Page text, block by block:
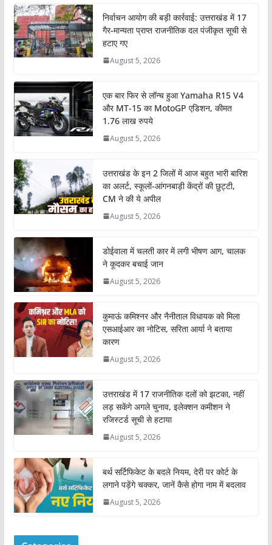
निर्वाचन आयोग की बड़ी कार्रवाई: उत्तराखंड में 17
गैर-मान्यता प्राप्त राजनीतिक दल पंजीकृत सूची से
हटाए गए
August 5, 2026
एक बार फिर से लॉन्च हुआ Yamaha R15 V4
और MT-15 का MotoGP एडिशन, कीमत
1.76 लाख रुपये
August 5, 2026
उत्तराखंड के इन 2 जिलों में आज बहुत भारी बारिश
का अलर्ट, स्कूलों-आंगनबाड़ी केंद्रों की छुट्टी,
CM ने की ये अपील
August 5, 2026
डोईवाला में चलती कार में लगी भीषण आग, चालक
ने कूदकर बचाई जान
August 5, 2026
कुमाऊं कमिश्नर और नैनीताल विधायक को मिला
एसआईआर का नोटिस, सरिता आर्या ने बताया
कारण
August 5, 2026
उत्तराखंड में 17 राजनीतिक दलों को झटका, नहीं
लड़ सकेंगे अगले चुनाव, इलेक्शन कमीशन ने
रजिस्टर्ड सूची से हटाया
August 5, 2026
बर्थ सर्टिफिकेट के बदले नियम, देरी पर कोर्ट के
लगाने पड़ेंगे चक्कर, जानें कैसे होगा नाम में बदलाव
August 5, 2026